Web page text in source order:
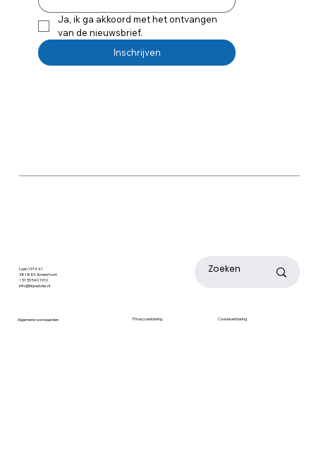
Ja, ik ga akkoord met het ontvangen
van de nieuwsbrief.
Inschrijven
Laan 1914 41
3818 EX Amersfoort
+31 55 540 1910
info@bbpadvies.nl
Algemene voorwaarden Privacyverklaring Cookieverklaring